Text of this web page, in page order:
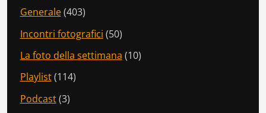
Generale(403)
Incontri fotografici (50)
La foto della settimana (10)
Playlist(114)
Podcast(3)